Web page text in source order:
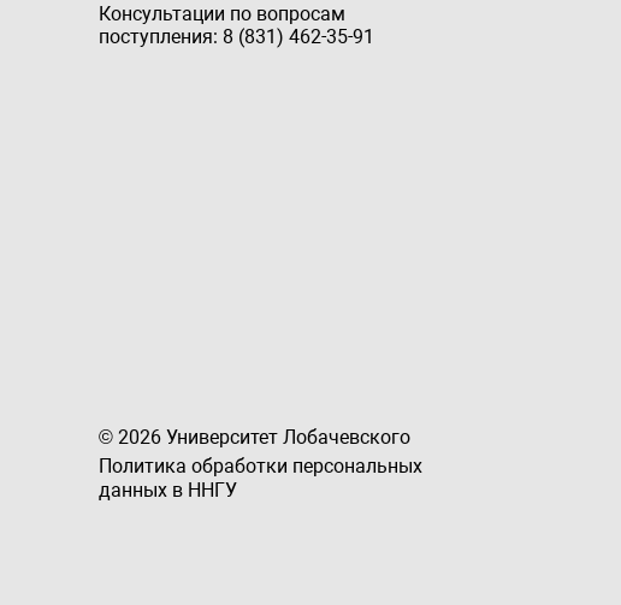
Консультации по вопросам
поступления: 8 (831) 462-35-91
© 2026 Университет Лобачевского
Политика обработки персональных
данных в ННГУ